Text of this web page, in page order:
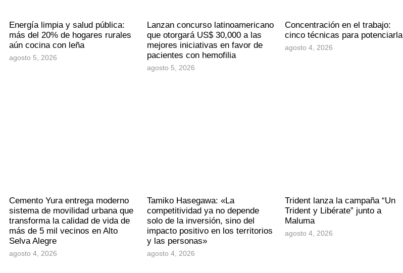
Energía limpia y salud pública:
más del 20% de hogares rurales
aún cocina con leña
agosto 5, 2026
Lanzan concurso latinoamericano
que otorgará US$ 30,000 a las
mejores iniciativas en favor de
pacientes con hemofilia
agosto 5, 2026
Concentración en el trabajo:
cinco técnicas para potenciarla
agosto 4, 2026
Cemento Yura entrega moderno
sistema de movilidad urbana que
transforma la calidad de vida de
más de 5 mil vecinos en Alto
Selva Alegre
agosto 4, 2026
Tamiko Hasegawa: «La
competitividad ya no depende
solo de la inversión, sino del
impacto positivo en los territorios
y las personas»
agosto 4, 2026
Trident lanza la campaña “Un
Trident y Libérate” junto a
Maluma
agosto 4, 2026